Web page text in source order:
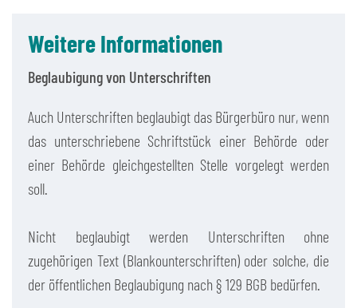
Weitere Informationen
Beglaubigung von Unterschriften
Auch Unterschriften beglaubigt das Bürgerbüro nur, wenn
das unterschriebene Schriftstück einer Behörde oder
einer Behörde gleichgestellten Stelle vorgelegt werden
soll.
Nicht beglaubigt werden Unterschriften ohne
zugehörigen Text (Blankounterschriften) oder solche, die
der öffentlichen Beglaubigung nach § 129 BGB bedürfen.